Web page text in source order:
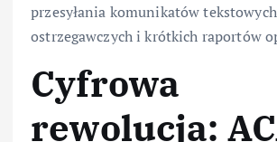
przesyłania komunikatów
ostrzegawczych i krótkich raportów
Cyfrowa
rewolucja: